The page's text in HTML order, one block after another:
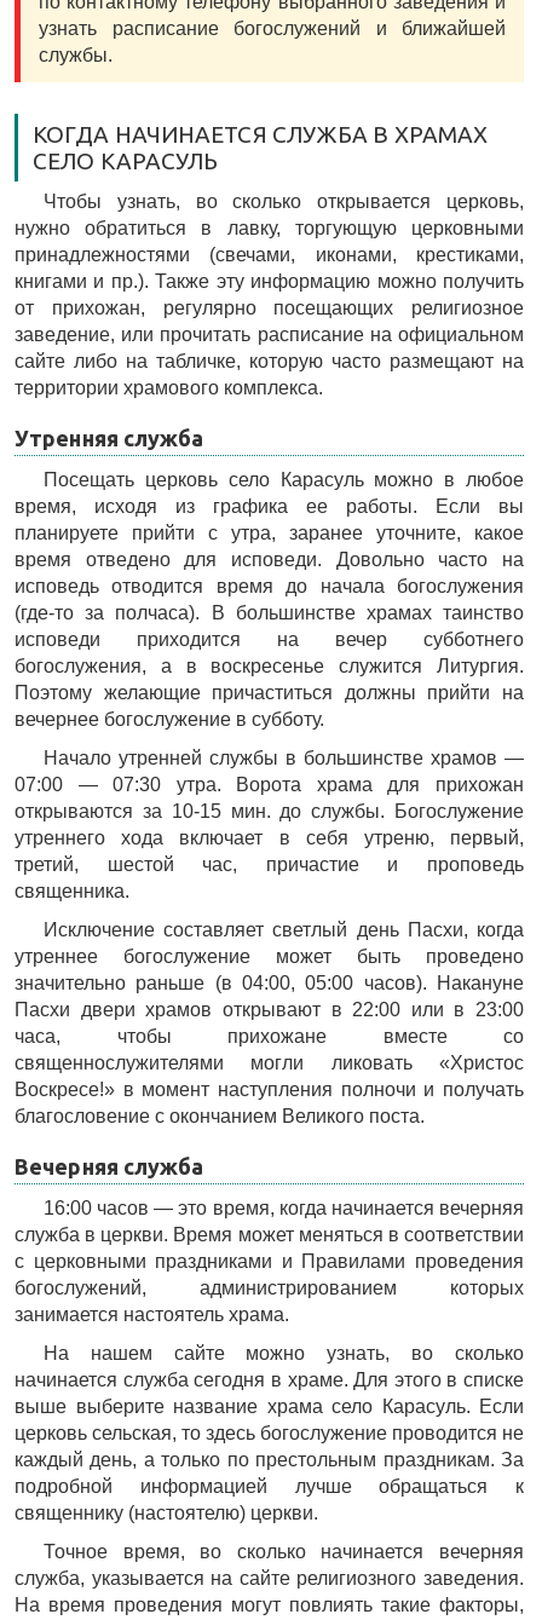
узнать расписание богослужений и ближайшей
службы.
КОГДА НАЧИНАЕТСЯ СЛУЖБА В ХРАМАХ
СЕЛО КАРАСУЛЬ
Чтобы узнать, во сколько открывается церковь,
нужно обратиться в лавку, торгующую церковными
принадлежностями (свечами, иконами, крестиками,
книгами и пр.). Также эту информацию можно получить
от прихожан, регулярно посещающих религиозное
заведение, или прочитать расписание на официальном
сайте либо на табличке, которую часто размещают на
территории храмового комплекса.
Утренняя служба
Посещать церковь село Карасуль можно в любое
время, исходя из графика ее работы. Если вы
планируете прийти с утра, заранее уточните, какое
время отведено для исповеди. Довольно часто на
исповедь отводится время до начала богослужения
(где-то за полчаса). В большинстве храмах таинство
исповеди приходится на вечер субботнего
богослужения, а в воскресенье служится Литургия.
Поэтому желающие причаститься должны прийти на
вечернее богослужение в субботу.
Начало утренней службы в большинстве храмов —
07:00 — 07:30 утра. Ворота храма для прихожан
открываются за 10-15 мин. до службы. Богослужение
утреннего хода включает в себя утреню, первый,
третий, шестой час, причастие и проповедь
священника.
Исключение составляет светлый день Пасхи, когда
утреннее богослужение может быть проведено
значительно раньше (в 04:00, 05:00 часов). Накануне
Пасхи двери храмов открывают в 22:00 или в 23:00
часа, чтобы прихожане вместе со
священнослужителями могли ликовать «Христос
Воскресе!» в момент наступления полночи и получать
благословение с окончанием Великого поста.
Вечерняя служба
16:00 часов — это время, когда начинается вечерняя
служба в церкви. Время может меняться в соответствии
с церковными праздниками и Правилами проведения
богослужений, администрированием которых
занимается настоятель храма.
На нашем сайте можно узнать, во сколько
начинается служба сегодня в храме. Для этого в списке
выше выберите название храма село Карасуль. Если
церковь сельская, то здесь богослужение проводится не
каждый день, а только по престольным праздникам. За
подробной информацией лучше обращаться к
священнику (настоятелю) церкви.
Точное время, во сколько начинается вечерняя
служба, указывается на сайте религиозного заведения.
На время проведения могут повлиять такие факторы,